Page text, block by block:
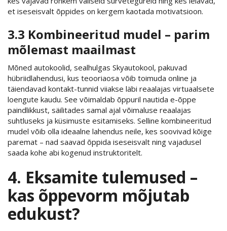
et iseseisvalt õppides on kergem kaotada motivatsioon.
3.3 Kombineeritud mudel – parim
mõlemast maailmast
Mõned autokoolid, sealhulgas Skyautokool, pakuvad
hübriidlahendusi, kus teooriaosa võib toimuda online ja
täiendavad kontakt-tunnid viiakse läbi reaalajas virtuaalsete
loengute kaudu. See võimaldab õppuril nautida e-õppe
paindlikkust, säilitades samal ajal võimaluse reaalajas
suhtluseks ja küsimuste esitamiseks. Selline kombineeritud
mudel võib olla ideaalne lahendus neile, kes soovivad kõige
paremat – nad saavad õppida iseseisvalt ning vajadusel
saada kohe abi kogenud instruktoritelt.
4. Eksamite tulemused –
kas õppevorm mõjutab
edukust?